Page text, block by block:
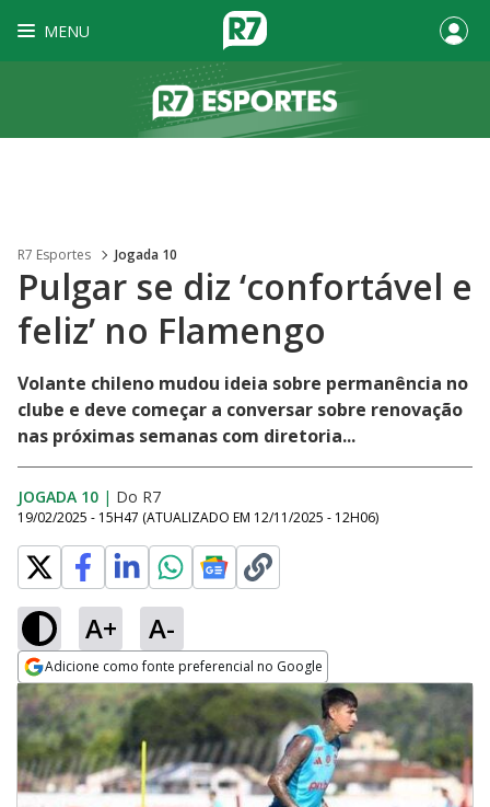
MENU
R7 Esportes Jogada 10
Pulgar se diz ‘confortável e
feliz’ no Flamengo
Volante chileno mudou ideia sobre permanência no
clube e deve começar a conversar sobre renovação
nas próximas semanas com diretoria...
JOGADA 10 | Do R7
19/02/2025 - 15H47 (ATUALIZADO EM 12/11/2025 - 12H06)
A+ A-
Adicione como fonte preferencial no Google
Opens in new window